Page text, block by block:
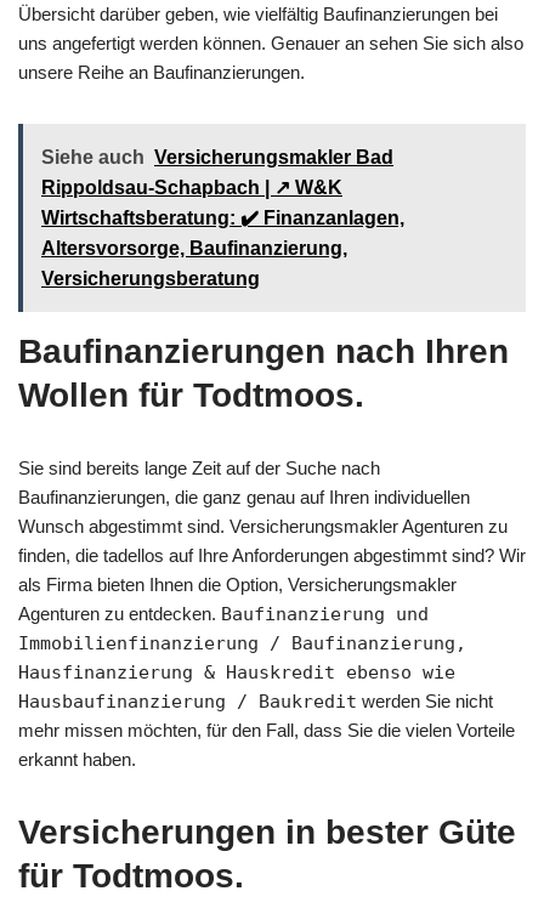
Übersicht darüber geben, wie vielfältig Baufinanzierungen bei
uns angefertigt werden können. Genauer an sehen Sie sich also
unsere Reihe an Baufinanzierungen.
Siehe auch Versicherungsmakler Bad
Rippoldsau-Schapbach | ↗️ W&K
Wirtschaftsberatung: ✔️ Finanzanlagen,
Altersvorsorge, Baufinanzierung,
Versicherungsberatung
Baufinanzierungen nach Ihren
Wollen für Todtmoos.
Sie sind bereits lange Zeit auf der Suche nach
Baufinanzierungen, die ganz genau auf Ihren individuellen
Wunsch abgestimmt sind. Versicherungsmakler Agenturen zu
finden, die tadellos auf Ihre Anforderungen abgestimmt sind? Wir
als Firma bieten Ihnen die Option, Versicherungsmakler
Agenturen zu entdecken. Baufinanzierung und
Immobilienfinanzierung / Baufinanzierung,
Hausfinanzierung & Hauskredit ebenso wie
Hausbaufinanzierung / Baukredit werden Sie nicht
mehr missen möchten, für den Fall, dass Sie die vielen Vorteile
erkannt haben.
Versicherungen in bester Güte
für Todtmoos.